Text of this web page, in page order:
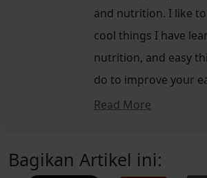
and nutrition. I like
cool things I have
nutrition, and easy
do to improve your
Read More
Bagikan Artikel ini: